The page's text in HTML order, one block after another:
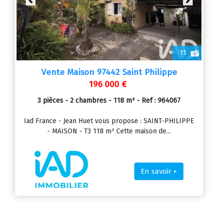
11
Previous Next
Vente Maison 97442 Saint Philippe
196 000 €
3 pièces - 2 chambres - 118 m² - Ref : 964067
Iad France - Jean Huet vous propose : SAINT-PHILIPPE
- MAISON - T3 118 m² Cette maison de...
En savoir +